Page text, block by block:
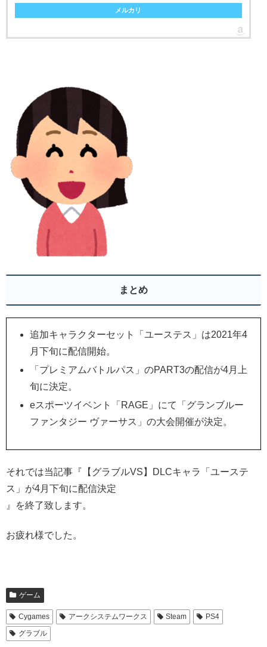
メルカリ
まとめ
追加キャラクターセット「ユーステス」は2021年4
月下旬に配信開始。
「プレミアムバトルパス」のPART3の配信が4月上
旬に決定。
eスポーツイベント「RAGE」にて「グランブルー
ファンタジー ヴァーサス」の大会開催が決定。
それでは当記事『【グラブルVS】DLCキャラ「ユーステ
ス」が4月下旬に配信決定
』を終了致します。
お疲れ様でした。
ゲーム
Cygames アークシステムワークス Steam
PS4
グラブル